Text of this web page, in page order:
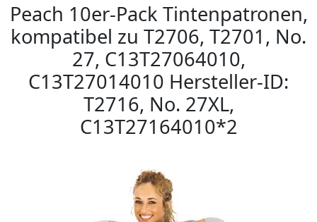
Peach 10er-Pack Tintenpatronen,
kompatibel zu T2706, T2701, No.
27, C13T27064010,
C13T27014010 Hersteller-ID:
T2716, No. 27XL,
C13T27164010*2